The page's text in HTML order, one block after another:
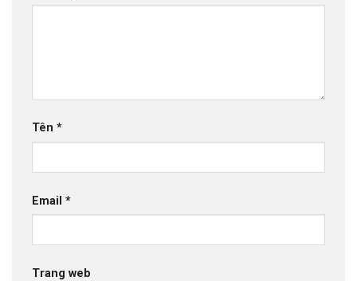
Tên *
Email *
Trang web